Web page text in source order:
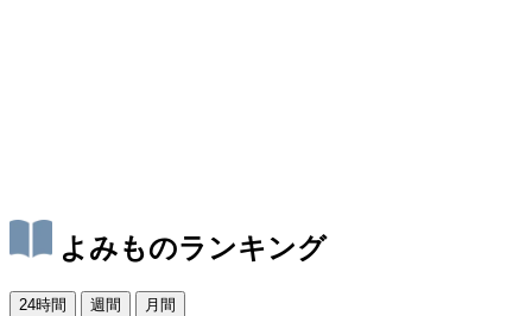
よみものランキング
24時間 週間 月間